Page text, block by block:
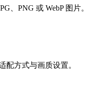
、PNG 或 WebP 图片。
配方式与画质设置。